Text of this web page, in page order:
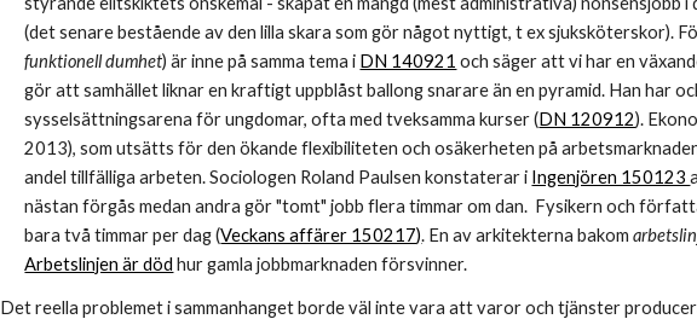
(det senare bestående av den lilla skara som gör något nyttigt, t ex sjuksköterskor).
funktionell dumhet) är inne på samma tema i DN 140921 och säger att vi har en
gör att samhället liknar en kraftigt uppblåst ballong snarare än en pyramid. Han har
sysselsättningsarena för ungdomar, ofta med tveksamma kurser (DN 120912).
2013), som utsätts för den ökande flexibiliteten och osäkerheten på
andel tillfälliga arbeten. Sociologen Roland Paulsen konstaterar i Ingenjören 150123
nästan förgås medan andra gör "tomt" jobb flera timmar om dan.  Fysikern och
bara två timmar per dag (Veckans affärer 150217). En av arkitekterna bakom
Arbetslinjen är död hur gamla jobbmarknaden försvinner.
Det reella problemet i sammanhanget borde väl inte vara att varor och tjänster